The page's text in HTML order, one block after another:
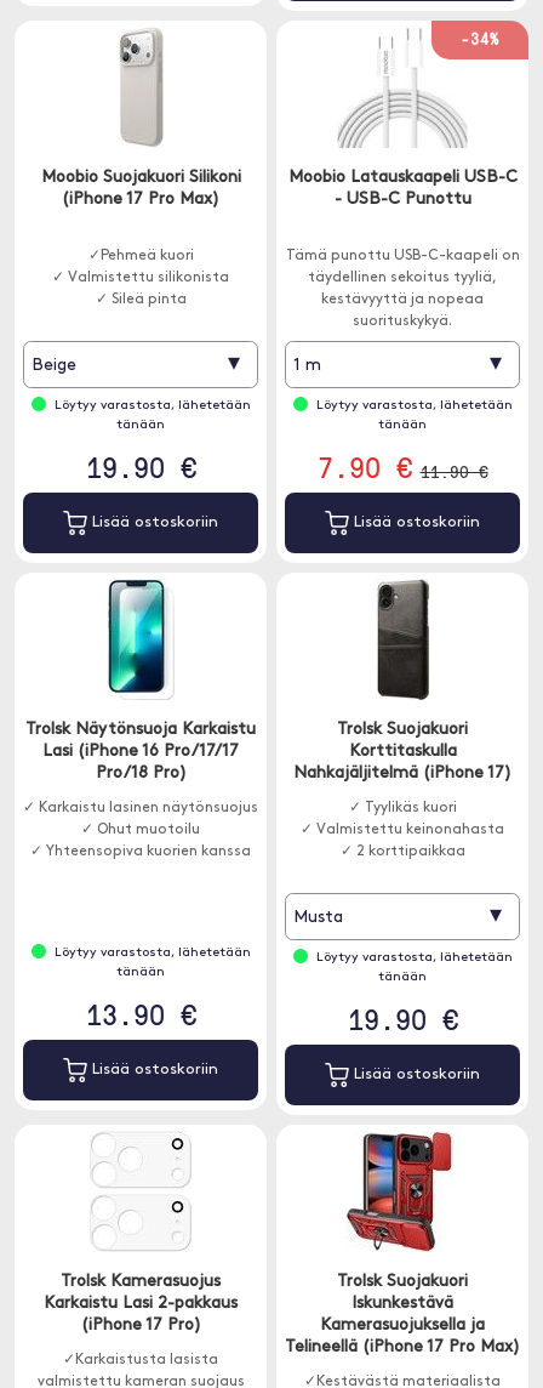
Moobio Suojakuori Silikoni
(iPhone 17 Pro Max)
✓Pehmeä kuori
✓ Valmistettu silikonista
✓ Sileä pinta
Beige ▾
Löytyy varastosta, lähetetään
tänään
19.90 €
Lisää ostoskoriin
-34%
Moobio Latauskaapeli USB-C
- USB-C Punottu
Tämä punottu USB-C-kaapeli on
täydellinen sekoitus tyyliä,
kestävyyttä ja nopeaa
suorituskykyä.
1 m ▾
Löytyy varastosta, lähetetään
tänään
7.90 € 11.90 €
Lisää ostoskoriin
Trolsk Näytönsuoja Karkaistu
Lasi (iPhone 16 Pro/17/17
Pro/18 Pro)
✓ Karkaistu lasinen näytönsuojus
✓ Ohut muotoilu
✓ Yhteensopiva kuorien kanssa
Löytyy varastosta, lähetetään
tänään
13.90 €
Lisää ostoskoriin
Trolsk Suojakuori
Korttitaskulla
Nahkajäljitelmä (iPhone 17)
✓ Tyylikäs kuori
✓ Valmistettu keinonahasta
✓ 2 korttipaikkaa
Musta ▾
Löytyy varastosta, lähetetään
tänään
19.90 €
Lisää ostoskoriin
Trolsk Kamerasuojus
Karkaistu Lasi 2-pakkaus
(iPhone 17 Pro)
✓Karkaistusta lasista
valmistettu kameran suojaus
Trolsk Suojakuori
Iskunkestävä
Kamerasuojuksella ja
Telineellä (iPhone 17 Pro Max)
✓Kestävästä materiaalista